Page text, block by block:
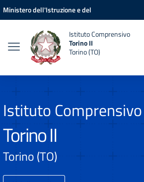
Vai ai contenuti
Vai al menu di navigazione
Vai al footer
Ministero dell'Istruzione e del
Istituto Comprensivo
Torino II
Torino (TO)
Istituto Comprensivo
Torino II
Torino (TO)